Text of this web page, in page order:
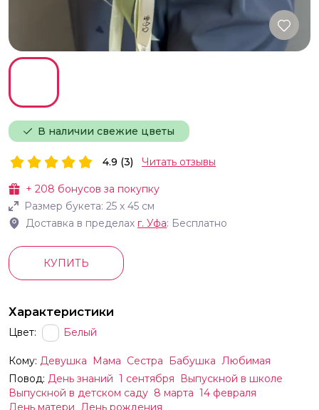
В наличии свежие цветы
+ 208 бонусов за покупку
Размер букета: 25 х 45 см
Доставка в пределах г. Уфа: Бесплатно
4.9 (3) Читать отзывы
КУПИТЬ
Характеристики
Цвет: Белый
Кому: Девушка Мама Сестра Бабушка Любимая
Повод: День знаний 1 сентября
Выпускной в школе
Выпускной в детском саду 8 марта 14 февраля
День матери День рождения